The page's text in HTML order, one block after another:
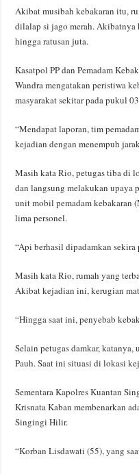
Akibat musibah kebakaran itu,
dilalap si jago merah.
hingga ratusan juta.
Kasatpol PP dan Pemadam
Wandra mengatakan peristiwa
masyarakat sekitar pada pukul
“Mendapat laporan, tim
kejadian dengan menempuh
Masih kata Rio, petugas tiba di
dan langsung melakukan upaya
unit mobil pemadam kebakaran
lima personel.
“Api berhasil dipadamkan
Masih kata Rio, rumah yang
Akibat kejadian ini, kerugian
“Hingga saat ini, penyebab
Selain petugas damkar,
Pauh. Saat ini situasi di lokasi
Sementara Kapolres Kuantan
Krisnata Kaban membenarkan
Singingi Hilir.
“Korban Lisdawati (55), yang